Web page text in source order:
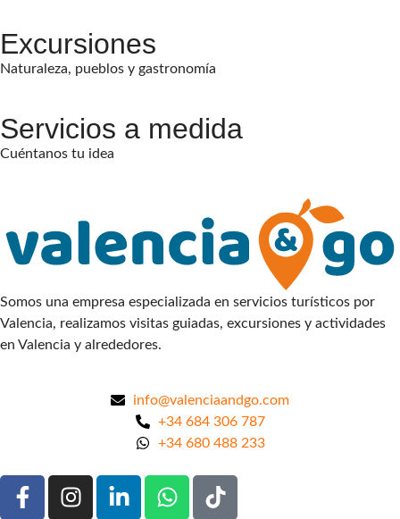
Excursiones
Naturaleza, pueblos y gastronomía
Servicios a medida
Cuéntanos tu idea
Somos una empresa especializada en servicios turísticos por
Valencia, realizamos visitas guiadas, excursiones y actividades
en Valencia y alrededores.
info@valenciaandgo.com
+34 684 306 787
+34 680 488 233